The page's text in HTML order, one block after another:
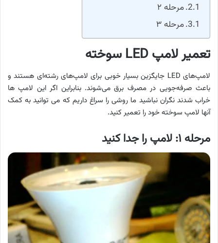
مرحله ۲
مرحله ۳
تعمیر لامپ LED سوخته
لامپ‌های LED جایگزین بسیار خوبی برای لامپ‌های رشته‌ای هستند و
باعث صرفه‌جویی در مصرف برق می‌شوند. بنابراین اگر این لامپ ها
خراب شدند نگران نباشید ما روشی را سراغ داریم که می توانید به کمک
آنها لامپ سوخته خود را تعمیر کنید.
مرحله ۱: لامپ را جدا کنید